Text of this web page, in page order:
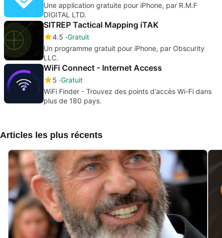
Une application gratuite pour iPhone, par R.M.F
DIGITAL LTD.
SITREP Tactical Mapping iTAK
4.5 Gratuit
Un programme gratuit pour iPhone, par Obscurity
LLC.
WiFi Connect - Internet Access
5 Gratuit
WiFi Finder - Trouvez des points d'accès Wi-Fi dans
plus de 180 pays.
Articles les plus récents